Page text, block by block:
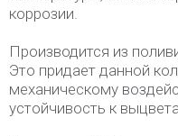
коррозии.
Производится из
Это придает данной
механическому
устойчивость к